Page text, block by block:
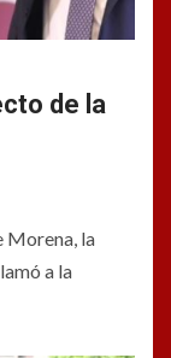
de la
Morena, la
a la